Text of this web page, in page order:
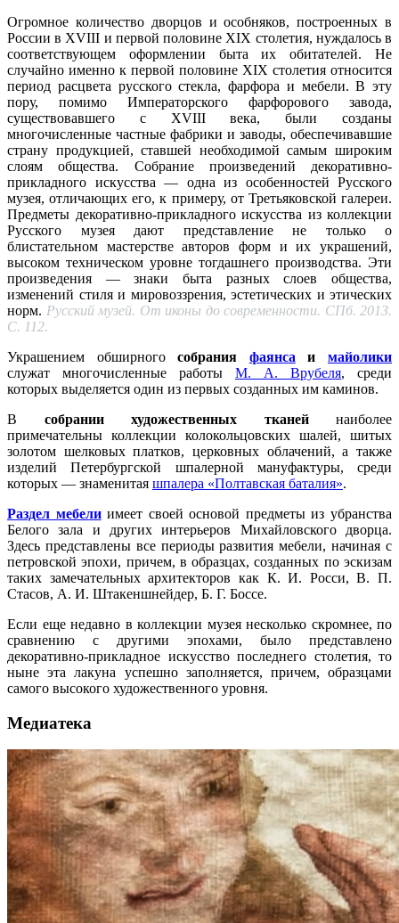
Огромное количество дворцов и особняков, построенных в
России в XVIII и первой половине XIX столетия, нуждалось в
соответствующем оформлении быта их обитателей. Не
случайно именно к первой половине XIX столетия относится
период расцвета русского стекла, фарфора и мебели. В эту
пору, помимо Императорского фарфорового завода,
существовавшего с XVIII века, были созданы
многочисленные частные фабрики и заводы, обеспечивавшие
страну продукцией, ставшей необходимой самым широким
слоям общества. Собрание произведений декоративно-
прикладного искусства — одна из особенностей Русского
музея, отличающих его, к примеру, от Третьяковской галереи.
Предметы декоративно-прикладного искусства из коллекции
Русского музея дают представление не только о
блистательном мастерстве авторов форм и их украшений,
высоком техническом уровне тогдашнего производства. Эти
произведения — знаки быта разных слоев общества,
изменений стиля и мировоззрения, эстетических и этических
норм. Русский музей. От иконы до современности. СПб. 2013.
С. 112.
Украшением обширногособрания фаянса имайолики
служат многочисленные работы М. А. Врубеля, среди
которых выделяется один из первых созданных им каминов.
В собрании художественных тканейнаиболее
примечательны коллекции колокольцовских шалей, шитых
золотом шелковых платков, церковных облачений, а также
изделий Петербургской шпалерной мануфактуры, среди
которых — знаменитая шпалера «Полтавская баталия».
Раздел мебелиимеет своей основой предметы из убранства
Белого зала и других интерьеров Михайловского дворца.
Здесь представлены все периоды развития мебели, начиная с
петровской эпохи, причем, в образцах, созданных по эскизам
таких замечательных архитекторов как К. И. Росси, В. П.
Стасов, А. И. Штакеншнейдер, Б. Г. Боссе.
Если еще недавно в коллекции музея несколько скромнее, по
сравнению с другими эпохами, было представлено
декоративно-прикладное искусство последнего столетия, то
ныне эта лакуна успешно заполняется, причем, образцами
самого высокого художественного уровня.
Медиатека